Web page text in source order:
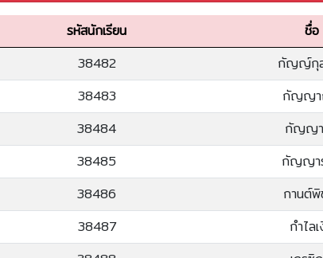
รหัสนักเรียน ชื่อ
38482 กัญญ์กุ
38483 กัญญ
38484 กัญญ
38485 กัญญา
38486 กานต์พิ
38487 กำไล